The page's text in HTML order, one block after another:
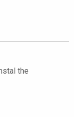
the